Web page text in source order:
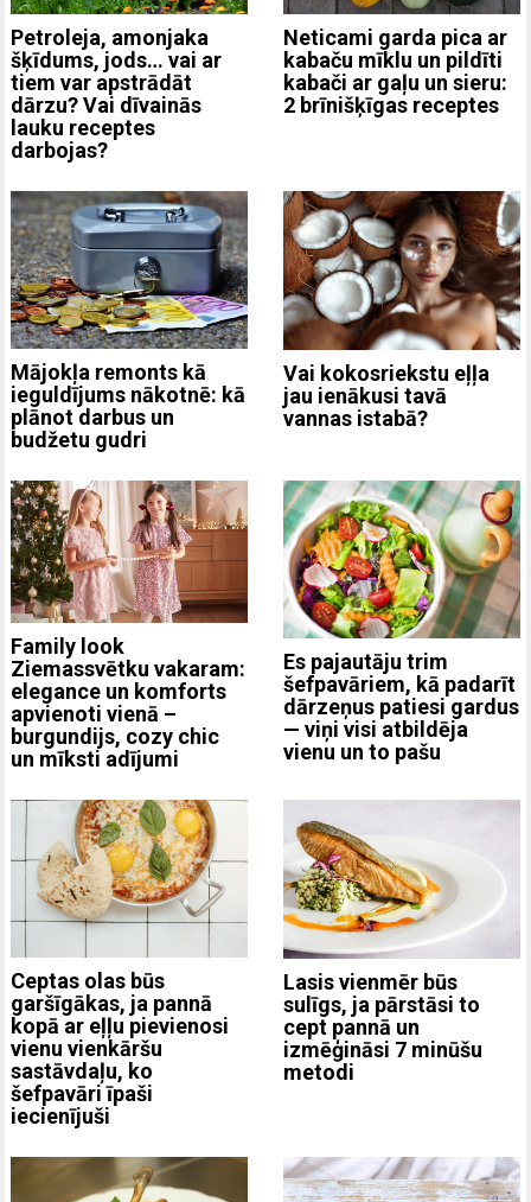
Petroleja, amonjaka
šķīdums, jods… vai ar
tiem var apstrādāt
dārzu? Vai dīvainās
lauku receptes
darbojas?
Neticami garda pica ar
kabaču mīklu un pildīti
kabači ar gaļu un sieru:
2 brīnišķīgas receptes
Mājokļa remonts kā
ieguldījums nākotnē: kā
plānot darbus un
budžetu gudri
Vai kokosriekstu eļļa
jau ienākusi tavā
vannas istabā?
Family look
Ziemassvētku vakaram:
elegance un komforts
apvienoti vienā –
burgundijs, cozy chic
un mīksti adījumi
Es pajautāju trim
šefpavāriem, kā padarīt
dārzeņus patiesi gardus
— viņi visi atbildēja
vienu un to pašu
Ceptas olas būs
garšīgākas, ja pannā
kopā ar eļļu pievienosi
vienu vienkāršu
sastāvdaļu, ko
šefpavāri īpaši
iecienījuši
Lasis vienmēr būs
sulīgs, ja pārstāsi to
cept pannā un
izmēģināsi 7 minūšu
metodi